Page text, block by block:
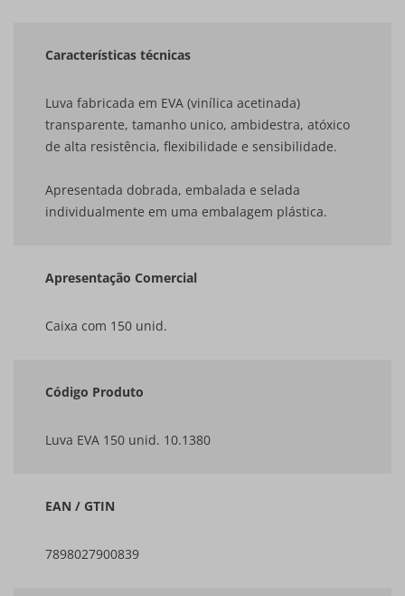
Características técnicas
Luva fabricada em EVA (vinílica acetinada)
transparente, tamanho unico, ambidestra, atóxico
de alta resistência, flexibilidade e sensibilidade.
Apresentada dobrada, embalada e selada
individualmente em uma embalagem plástica.
Apresentação Comercial
Caixa com 150 unid.
Código Produto
Luva EVA 150 unid. 10.1380
EAN / GTIN
7898027900839